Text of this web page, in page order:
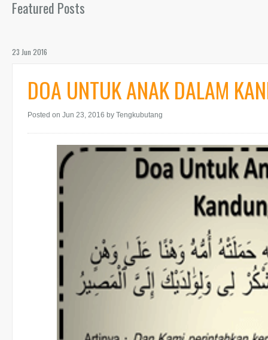
Featured Posts
23 Jun 2016
DOA UNTUK ANAK DALAM
Posted on Jun 23, 2016 by Tengkubutang